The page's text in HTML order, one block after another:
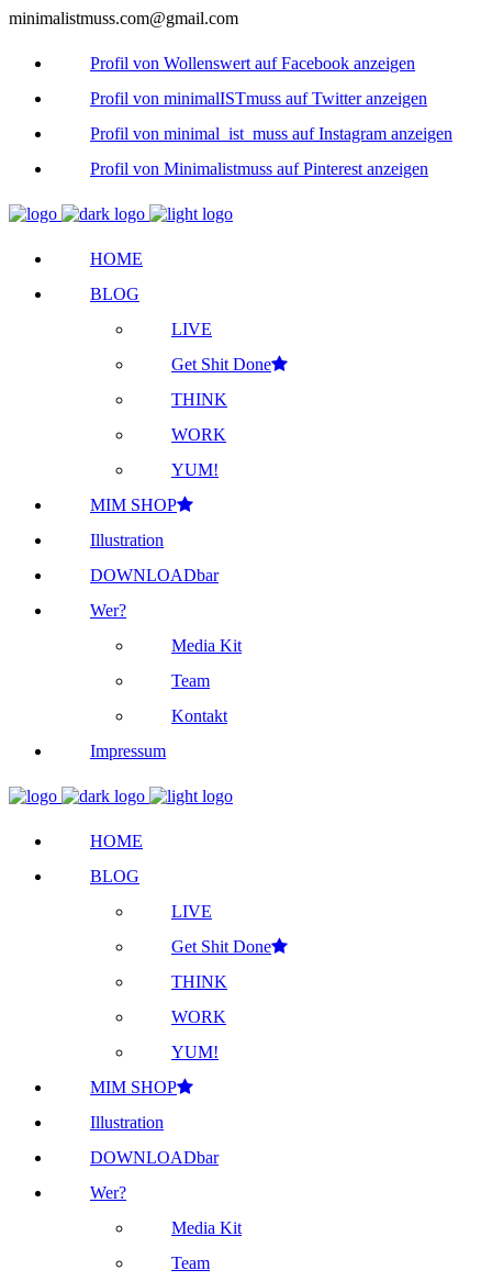
minimalistmuss.com@gmail.com
Profil von Wollenswert auf Facebook anzeigen
Profil von minimalISTmuss auf Twitter anzeigen
Profil von minimal_ist_muss auf Instagram anzeigen
Profil von Minimalistmuss auf Pinterest anzeigen
HOME
BLOG
LIVE
Get Shit Done
THINK
WORK
YUM!
MIM SHOP
Illustration
DOWNLOADbar
Wer?
Media Kit
Team
Kontakt
Impressum
HOME
BLOG
LIVE
Get Shit Done
THINK
WORK
YUM!
MIM SHOP
Illustration
DOWNLOADbar
Wer?
Media Kit
Team